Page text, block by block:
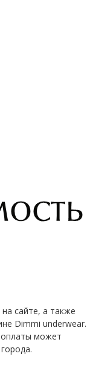
сайте, а также
Dimmi underwear.
оплаты может